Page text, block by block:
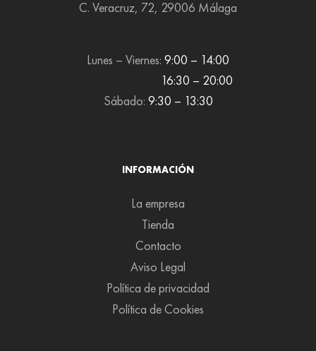
C. Veracruz, 72, 29006 Málaga
Lunes – Viernes: 9:00 – 14:00
16:30 – 20:00
Sábado: 9:30 – 13:30
INFORMACIÓN
La empresa
Tienda
Contacto
Aviso Legal
Política de privacidad
Política de Cookies